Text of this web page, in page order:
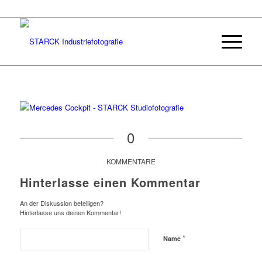
0
KOMMENTARE
Hinterlasse einen Kommentar
An der Diskussion beteiligen?
Hinterlasse uns deinen Kommentar!
Name *